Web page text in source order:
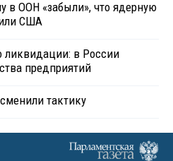
в ООН «забыли», что ядерную
США
ликвидации: в России
предприятий
тактику